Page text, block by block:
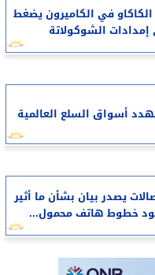
الكاكاو في الكاميرون يضغط
الشوكولاتة
تهدد أسواق السلع العالمية
يصدر بيان بشأن ما أثير
خطوط هاتف محمول...